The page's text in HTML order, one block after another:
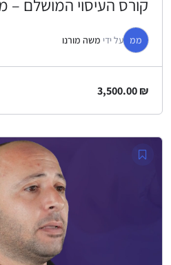
קורס העיסוי המושלם –
ממ על ידי משה מורנו
3,500.00₪